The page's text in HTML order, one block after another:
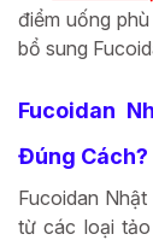
điểm uống
bổ sung
Fucoidan
Đúng Cách?
Fucoidan
từ các loại